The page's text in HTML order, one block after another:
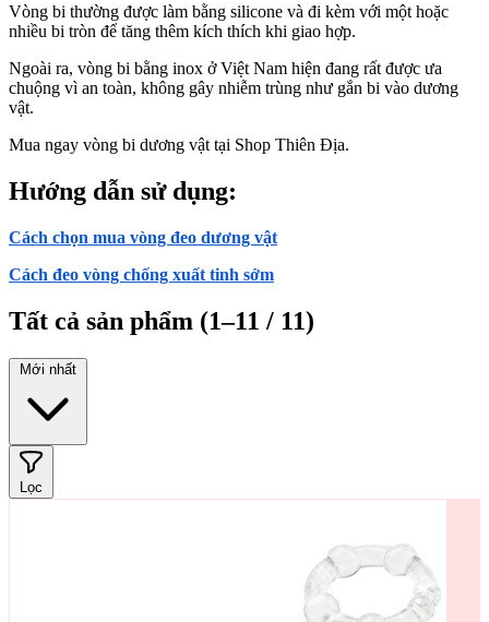
Vòng bi thường được làm bằng silicone và đi kèm với một hoặc
nhiều bi tròn để tăng thêm kích thích khi giao hợp.
Ngoài ra, vòng bi bằng inox ở Việt Nam hiện đang rất được ưa
chuộng vì an toàn, không gây nhiễm trùng như gắn bi vào dương
vật.
Mua ngay vòng bi dương vật tại Shop Thiên Địa.
Hướng dẫn sử dụng:
Cách chọn mua vòng đeo dương vật
Cách đeo vòng chống xuất tinh sớm
Tất cả sản phẩm (1–11 / 11)
Mới nhất
Lọc